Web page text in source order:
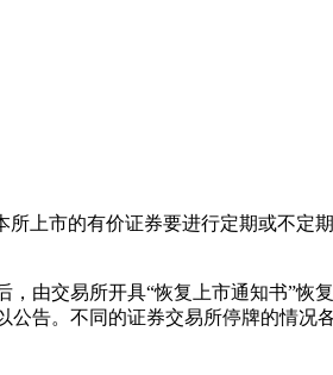
所上市的有价证券要进行定期或不
交易所开具“恢复上市通知书”恢
告。不同的证券交易所停牌的情况各